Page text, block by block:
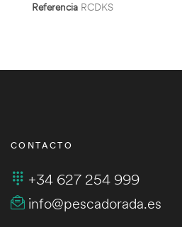
Referencia RCDKS
CONTACTO
+34 627 254 999
info@pescadorada.es